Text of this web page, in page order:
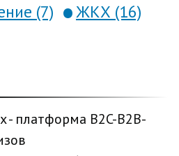
(7)
ЖКХ (16)
- платформа B2C-B2B-